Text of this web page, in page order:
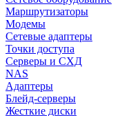
Маршрутизаторы
Модемы
Сетевые адаптеры
Точки доступа
Серверы и СХД
NAS
Адаптеры
Блейд-серверы
Жесткие диски